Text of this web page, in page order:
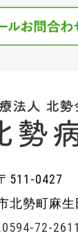
511-0427
北勢町麻生
0594-72-2611